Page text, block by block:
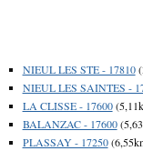
NIEUL LES STE - 17810
NIEUL LES SAINTES -
LA CLISSE - 17600
BALANZAC - 17600
PLASSAY - 17250